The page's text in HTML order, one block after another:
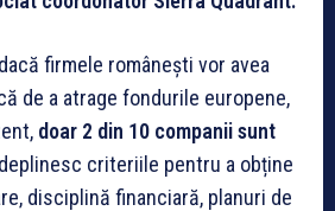
firmele românești vor avea
de a atrage fondurile europene,
doar 2 din 10 companii sunt
criteriile pentru a obține
disciplină financiară, planuri de